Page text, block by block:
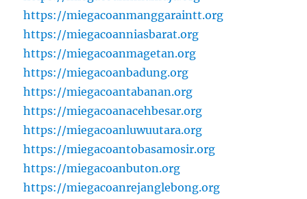
https://miegacoanmanggaraintt.org
https://miegacoanniasbarat.org
https://miegacoanmagetan.org
https://miegacoanbadung.org
https://miegacoantabanan.org
https://miegacoanacehbesar.org
https://miegacoanluwuutara.org
https://miegacoantobasamosir.org
https://miegacoanbuton.org
https://miegacoanrejanglebong.org